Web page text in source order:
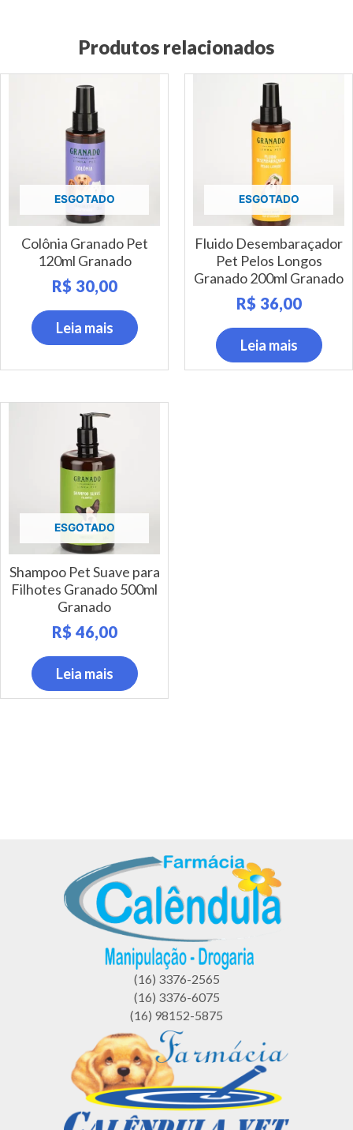
Produtos relacionados
ESGOTADO
Colônia Granado Pet
120ml Granado
R$ 30,00
Leia mais
ESGOTADO
Fluido Desembaraçador
Pet Pelos Longos
Granado 200ml Granado
R$ 36,00
Leia mais
ESGOTADO
Shampoo Pet Suave para
Filhotes Granado 500ml
Granado
R$ 46,00
Leia mais
(16) 3376-2565
(16) 3376-6075
(16) 98152-5875